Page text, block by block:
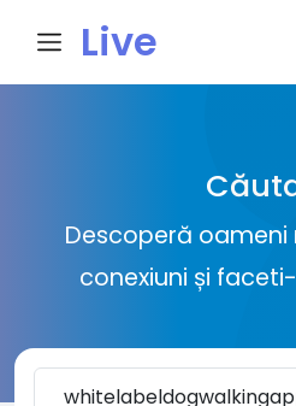
Live
Descoperă oameni
conexiuni și